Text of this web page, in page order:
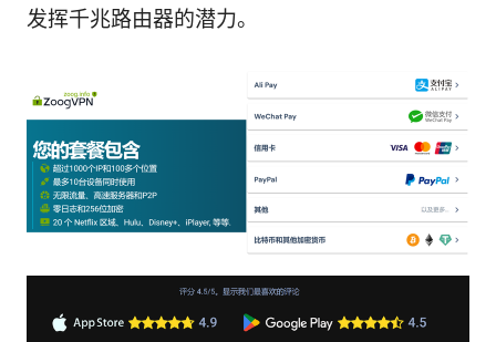
发挥千兆路由器的潜力。